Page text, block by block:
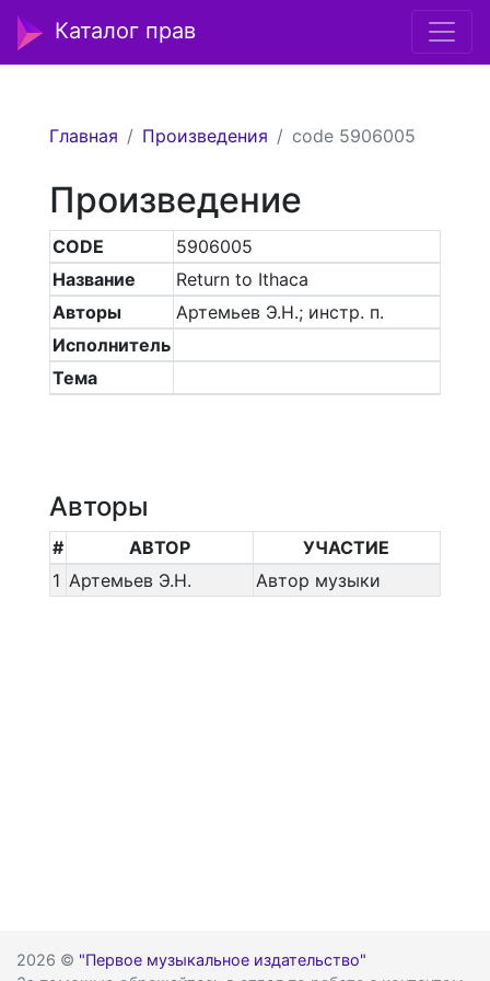
Каталог прав
Главная Произведения code 5906005
Произведение
CODE
5906005
Название
Return to Ithaca
Авторы
Артемьев Э.Н.; инстр. п.
Исполнитель
Тема
Авторы
# АВТОР
УЧАСТИЕ
1 Артемьев Э.Н. Автор музыки
2026 © "Первое музыкальное издательство"